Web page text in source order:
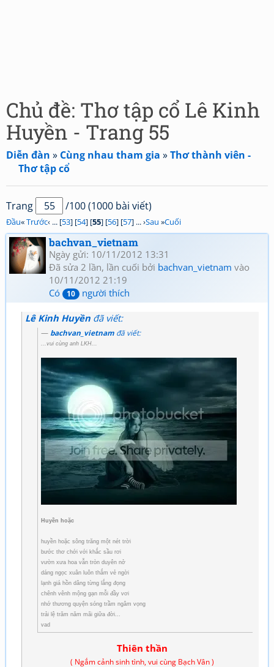
Chủ đề: Thơ tập cổ Lê Kinh
Huyền - Trang 55
Diễn đàn » Cùng nhau tham gia »Thơ thành viên -
Thơ tập cổ
Trang /100 (1000 bài viết)
Đầu«Trước‹ ... [53] [54] [55] [56] [57] ... ›Sau »Cuối
bachvan_vietnam
Ngày gửi: 10/11/2012 13:31
Đã sửa 2 lần, lần cuối bởi bachvan_vietnam vào
10/11/2012 21:19
Có
10 người thích
Lê Kinh Huyền đã viết:
bachvan_vietnam đã viết:
...vui cùng anh LKH...
Huyền hoặc
huyền hoặc sông trăng một nét trời
bước thơ chới với khắc sầu rơi
vườn xưa hoa vẫn tròn duyên nở
dáng ngọc xuân luôn thắm vẻ ngời
lạnh giá hồn dâng từng lắng đọng
chênh vênh mộng gạn mỗi đầy vơi
nhớ thương quyện sóng trầm ngâm vọng
trải lệ trăm năm mãi giữa đời...
vad
Thiên thần
( Ngắm cảnh sinh tình, vui cùng Bạch Vân )